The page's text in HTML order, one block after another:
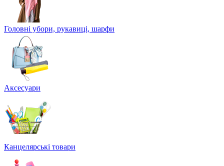
Головні убори, рукавиці, шарфи
Аксесуари
Канцелярські товари